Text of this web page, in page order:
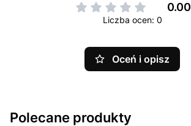
0.00
Liczba ocen: 0
Oceń i opisz
Polecane produkty